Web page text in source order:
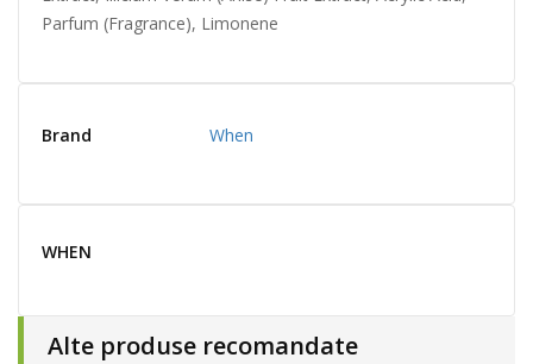
Parfum (Fragrance), Limonene
Brand When
WHEN
Alte produse recomandate